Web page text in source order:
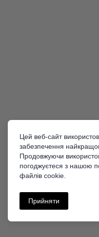
Цей веб-сайт
забезпечення
Продовжуючи
погоджуєтеся з нашою
файлів cookie.
Прийняти